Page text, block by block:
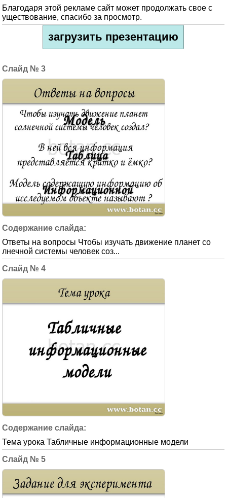
Благодаря этой рекламе сайт может продолжать свое с
уществование, спасибо за просмотр.
загрузить презентацию
3
Ответы на вопросы Чтобы изучать движение планет со
лнечной системы человек соз...
4
Тема урока Табличные информационные модели
5